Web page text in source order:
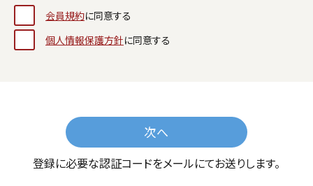
会員規約に同意する
個人情報保護方針に同意する
次へ
登録に必要な認証コードをメールにてお送りします。